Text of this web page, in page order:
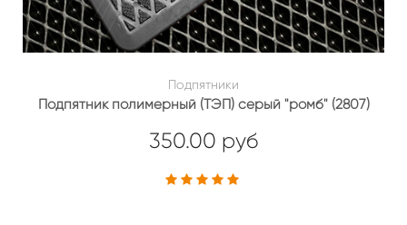
Подпятники
Подпятник полимерный (ТЭП) серый "ромб" (2807)
350.00 руб